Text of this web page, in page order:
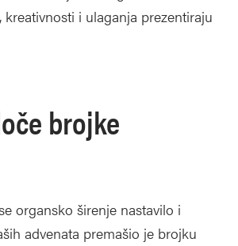
i ulaganja prezentiraju
brojke
organsko širenje nastavilo i
advenata premašio je brojku